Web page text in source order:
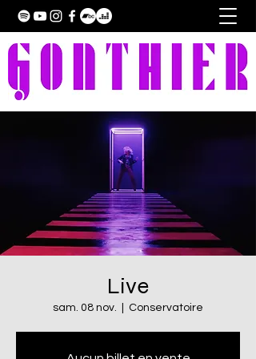
Live
sam. 08 nov. Conservatoire